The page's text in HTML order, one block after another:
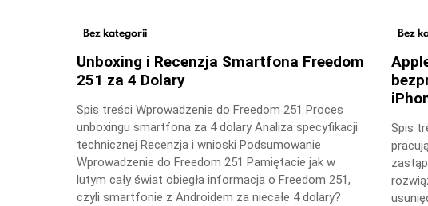
Bez kategorii
Unboxing i Recenzja Smartfona Freedom
251 za 4 Dolary
Spis treści Wprowadzenie do Freedom 251 Proces
unboxingu smartfona za 4 dolary Analiza specyfikacji
technicznej Recenzja i wnioski Podsumowanie
Wprowadzenie do Freedom 251 Pamiętacie jak w
lutym cały świat obiegła informacja o Freedom 251,
czyli smartfonie z Androidem za niecałe 4 dolary?
Bez
Spis